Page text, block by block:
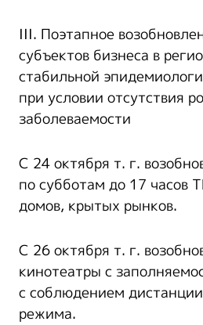
III. Поэтапное
субъектов бизнеса в
стабильной
при условии отсутствия
заболеваемости
С 24 октября т. г.
по субботам до 17 часов
домов, крытых рынков.
С 26 октября т. г.
кинотеатры с
с соблюдением
режима.